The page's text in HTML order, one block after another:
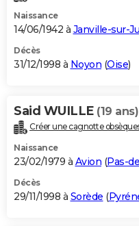
Naissance
14/06/1942 à Janville-sur-
Décès
31/12/1998 à Noyon (Oise)
Said WUILLE (19 ans)
Créer une cagnotte
Naissance
23/02/1979 à Avion (Pas-
Décès
29/11/1998 à Sorède (